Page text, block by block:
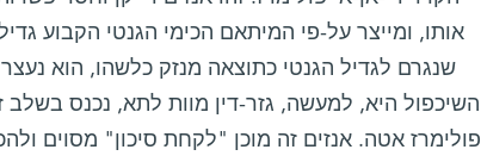
אותו, ומייצר על-פי המיתאם הכימי הגנטי הקבוע
שנגרם לגדיל הגנטי כתוצאה מנזק כלשהו, הוא
השיכפול היא, למעשה, גזר-דין מוות לתא, נכנס בשלב
פולימרז אטה. אנזים זה מוכן "לקחת סיכון" מסוים